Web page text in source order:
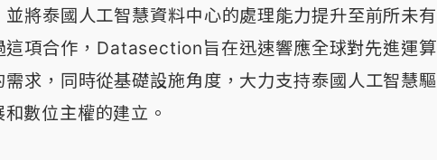
將泰國人工智慧資料中心的處理能力提升至前所未有
這項合作，Datasection旨在迅速響應全球對先進運算
需求，同時從基礎設施角度，大力支持泰國人工智慧驅
數位主權的建立。